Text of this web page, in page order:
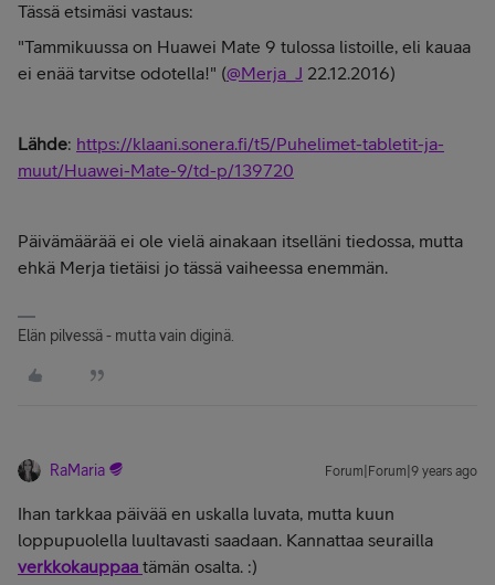
Tässä etsimäsi vastaus:
"Tammikuussa on Huawei Mate 9 tulossa listoille, eli kauaa
ei enää tarvitse odotella!" (@Merja_J 22.12.2016)
Lähde: https://klaani.sonera.fi/t5/Puhelimet-tabletit-ja-
muut/Huawei-Mate-9/td-p/139720
Päivämäärää ei ole vielä ainakaan itselläni tiedossa, mutta
ehkä Merja tietäisi jo tässä vaiheessa enemmän.
Elän pilvessä - mutta vain diginä.
RaMaria Forum|Forum|9 years ago
Ihan tarkkaa päivää en uskalla luvata, mutta kuun
loppupuolella luultavasti saadaan. Kannattaa seurailla
verkkokauppaa tämän osalta. :)